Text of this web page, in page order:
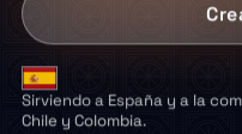
Sirviendo a España y a la
Chile y Colombia.